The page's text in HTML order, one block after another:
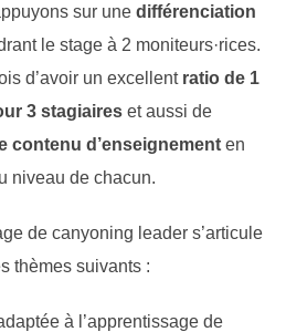
sur une différenciation
le stage à 2 moniteurs·rices.
d’avoir un excellent ratio de 1
3 stagiaireset aussi de
contenu d’enseignement en
niveau de chacun.
de canyoning leader s’articule
thèmes suivants :
à l’apprentissage de